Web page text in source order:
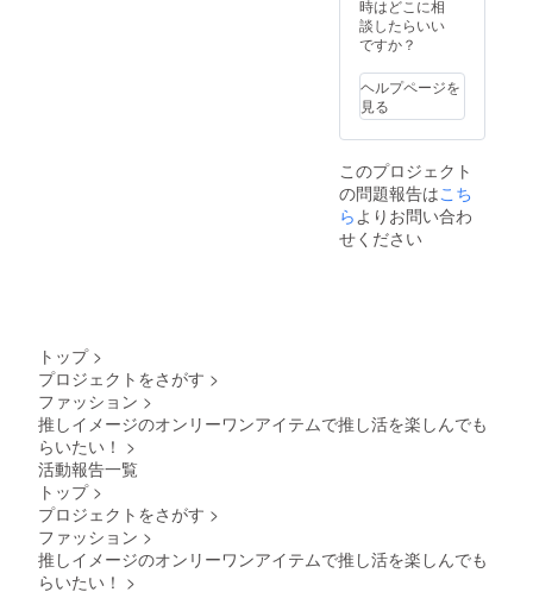
時はどこに相
談したらいい
ですか？
ヘルプページを
見る
このプロジェクト
の問題報告はこち
ら よりお問い合わ
せください
トップ >
プロジェクトをさがす >
ファッション >
推しイメージのオンリーワンアイテムで推し活を楽しんでも
らいたい！ >
活動報告一覧
トップ >
プロジェクトをさがす >
ファッション >
推しイメージのオンリーワンアイテムで推し活を楽しんでも
らいたい！ >